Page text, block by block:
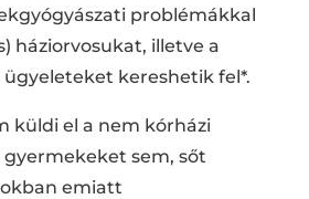
problémákkal
háziorvosukat, illetve a
kereshetik fel*.
küldi el a nem kórházi
sem, sőt
emiatt